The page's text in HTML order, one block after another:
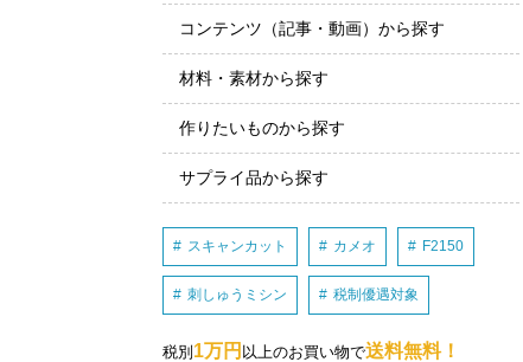
コンテンツ（記事・動画）から探す
材料・素材から探す
作りたいものから探す
サプライ品から探す
スキャンカット カメオ F2150
刺しゅうミシン 税制優遇対象
税別 1万円 以上のお買い物で送料無料！